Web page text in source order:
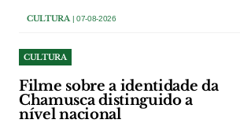
CULTURA | 07-08-2026
CULTURA
Filme sobre a identidade da
Chamusca distinguido a
nível nacional